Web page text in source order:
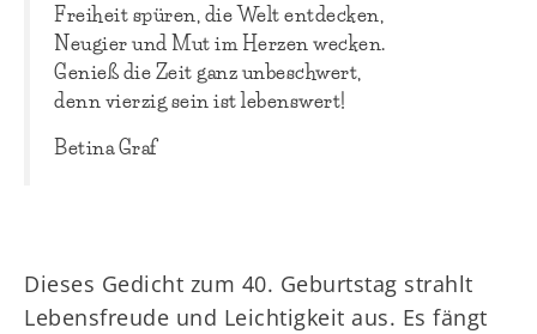
Freiheit spüren, die Welt entdecken,
Neugier und Mut im Herzen wecken.
Genieß die Zeit ganz unbeschwert,
denn vierzig sein ist lebenswert!
Betina Graf
Dieses Gedicht zum 40. Geburtstag strahlt
Lebensfreude und Leichtigkeit aus. Es fängt